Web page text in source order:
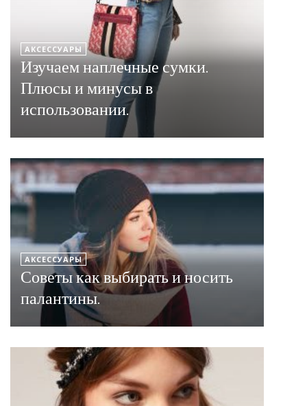
АКСЕССУАРЫ
Изучаем наплечные сумки.
Плюсы и минусы в
использовании.
АКСЕССУАРЫ
Советы как выбирать и носить
палантины.